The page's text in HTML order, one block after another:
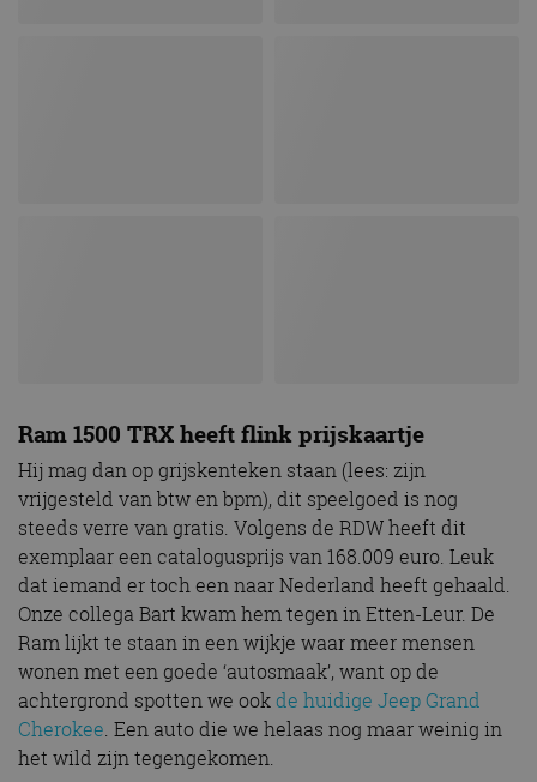
Ram 1500 TRX heeft flink prijskaartje
Hij mag dan op grijskenteken staan (lees: zijn
vrijgesteld van btw en bpm), dit speelgoed is nog
steeds verre van gratis. Volgens de RDW heeft dit
exemplaar een catalogusprijs van 168.009 euro. Leuk
dat iemand er toch een naar Nederland heeft gehaald.
Onze collega Bart kwam hem tegen in Etten-Leur. De
Ram lijkt te staan in een wijkje waar meer mensen
wonen met een goede ‘autosmaak’, want op de
achtergrond spotten we ookde huidige Jeep Grand
Cherokee. Een auto die we helaas nog maar weinig in
het wild zijn tegengekomen.